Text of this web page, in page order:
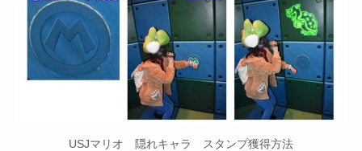
USJマリオ 隠れキャラ スタンプ獲得方法